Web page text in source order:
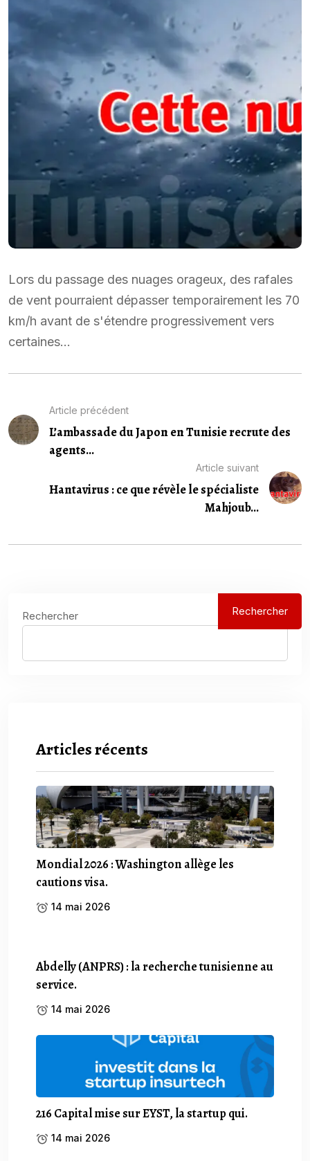
Lors du passage des nuages orageux, des rafales
de vent pourraient dépasser temporairement les 70
km/h avant de s'étendre progressivement vers
certaines…
Article précédent
L’ambassade du Japon en Tunisie recrute des
agents...
Article suivant
Hantavirus : ce que révèle le spécialiste
Mahjoub...
Rechercher Rechercher
Articles récents
Mondial 2026 : Washington allège les
cautions visa.
14 mai 2026
Abdelly (ANPRS) : la recherche tunisienne au
service.
14 mai 2026
216 Capital mise sur EYST, la startup qui.
14 mai 2026